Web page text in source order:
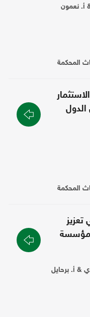
أ. نعمون
المحكمة
الدول
المحكمة
تعزيز
& أ. برحايل